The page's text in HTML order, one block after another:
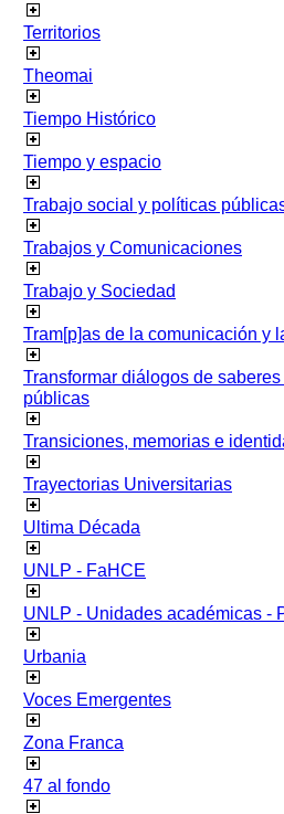
Territorios
Theomai
Tiempo Histórico
Tiempo y espacio
Trabajo social y políticas
Trabajos y Comunicaciones
Trabajo y Sociedad
Tram[p]as de la comunicación y
Transformar diálogos de
públicas
Transiciones, memorias e
Trayectorias Universitarias
Ultima Década
UNLP - FaHCE
UNLP - Unidades académicas -
Urbania
Voces Emergentes
Zona Franca
47 al fondo